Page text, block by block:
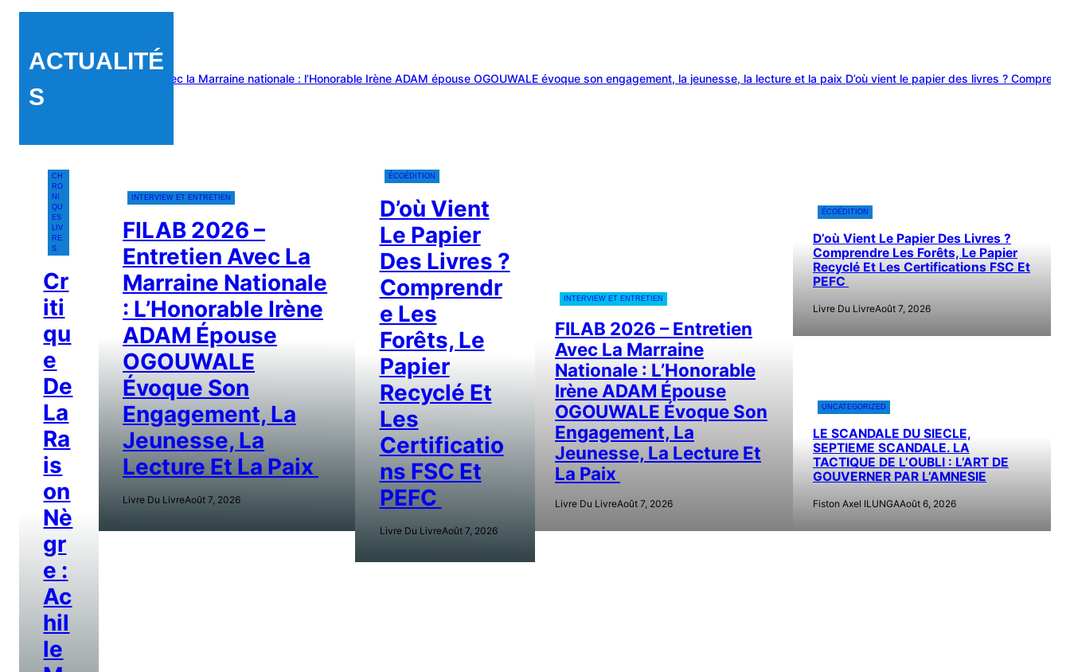
ACTUALITÉ
S
2026 – Entretien avec la Marraine nationale : l’Honorable Irène ADAM épouse OGOUWALE évoque son engagement, la jeunesse, la lecture et la paixD’où vient le papier des livres ? Comprendre les
CH
RO
NI
QU
ES
LIV
RE
S
Cr
Iti
Qu
E
De
La
Ra
Is
On
Nè
Gr
E :
Ac
Hil
Le
INTERVIEW ET ENTRETIEN
FILAB 2026 –
Entretien Avec La
Marraine Nationale
: L’Honorable Irène
ADAM Épouse
OGOUWALE
Évoque Son
Engagement, La
Jeunesse, La
Lecture Et La Paix
Livre Du LivreAoût 7, 2026
ÉCOÉDITION
D’où Vient
Le Papier
Des Livres ?
Comprendr
E Les
Forêts, Le
Papier
Recyclé Et
Les
Certificatio
Ns FSC Et
PEFC
Livre Du LivreAoût 7, 2026
INTERVIEW ET ENTRETIEN
FILAB 2026 – Entretien
Avec La Marraine
Nationale : L’Honorable
Irène ADAM Épouse
OGOUWALE Évoque Son
Engagement, La
Jeunesse, La Lecture Et
La Paix
Livre Du LivreAoût 7, 2026
ÉCOÉDITION
D’où Vient Le Papier Des Livres ?
Comprendre Les Forêts, Le Papier
Recyclé Et Les Certifications FSC Et
PEFC
Livre Du LivreAoût 7, 2026
UNCATEGORIZED
LE SCANDALE DU SIECLE,
SEPTIEME SCANDALE. LA
TACTIQUE DE L’OUBLI : L’ART DE
GOUVERNER PAR L’AMNESIE
Fiston Axel ILUNGAAoût 6, 2026